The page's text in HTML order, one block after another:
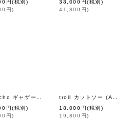
円(税別)
円)
38,000 円(税別)
41,800 円)
mina perhonen]
choucho ギャザーブラウス (AES1443:YW) [
円(税別)
円)
troll カットソー (AES8070:DNV)
18,000 円(税別)
19,800 円)